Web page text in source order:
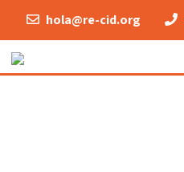
hola@re-cid.org